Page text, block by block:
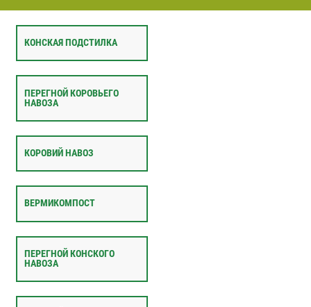
КОНСКАЯ ПОДСТИЛКА
ПЕРЕГНОЙ КОРОВЬЕГО
НАВОЗА
КОРОВИЙ НАВОЗ
ВЕРМИКОМПОСТ
ПЕРЕГНОЙ КОНСКОГО
НАВОЗА